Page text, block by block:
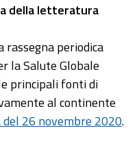
della letteratura
rassegna periodica
la Salute Globale
principali fonti di
al continente
del 26 novembre 2020.